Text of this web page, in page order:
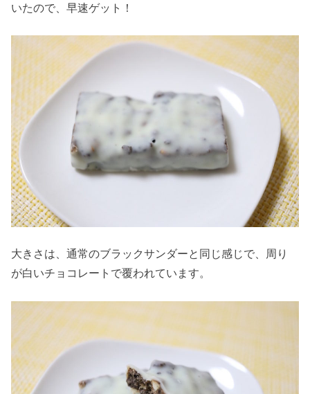
いたので、早速ゲット！
大きさは、通常のブラックサンダーと同じ感じで、周り
が白いチョコレートで覆われています。